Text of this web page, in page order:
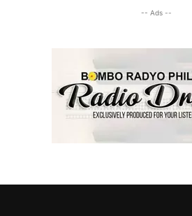
-- Ads --